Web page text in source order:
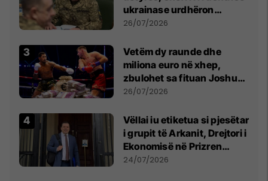
ukrainase urdhëron
kontroll të madh
26/07/2026
Vetëm dy raunde dhe
miliona euro në xhep,
zbulohet sa fituan Joshua
e Prenga
26/07/2026
Vëllai iu etiketua si pjesëtar
i grupit të Arkanit, Drejtori i
Ekonomisë në Prizren
mohon pretendimet
24/07/2026